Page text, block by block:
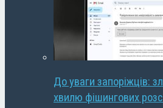
До уваги запоріжців:
хвилю фішингових